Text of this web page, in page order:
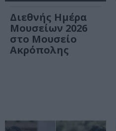
Διεθνής Ημέρα
Μουσείων 2026
στο Μουσείο
Ακρόπολης